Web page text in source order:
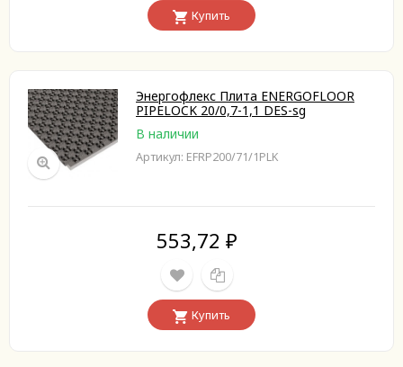
Купить
Энергофлекс Плита ENERGOFLOOR
PIPELOCK 20/0,7-1,1 DES-sg
В наличии
Артикул: EFRP200/71/1PLK
553,72 ₽
Купить